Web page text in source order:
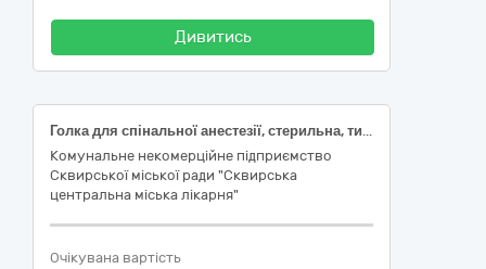
Дивитись
Голка для спінальної анестезії, стерильна, тип вістря голки Квінке, розмір 22G, довжина голки 40 мм, діаметр голки 0,7 мм, без провідникової голки, тип з`єднання Luer Lock; Шприц ін'єкційний, 3-х компонент., одноразовий, стерильний, 2 мл, одна голка в комплекті; Шприц ін'єкційний, 3-х компонент., одноразовий, стерильний, 5 мл, одна голка в комплекті; Шприц ін'єкційний, 3-х компонент., одноразовий, стерильний, 10 мл, одна голка в комплекті; Шприц ін'єкційний, 3-х компонент., одноразовий, стерильний, 20мл, одна голка в комплекті; Система ПР (інфузійна), регулятор швидкості потоку, металева з’єднувальна голка, конектор Luer Loсk, ін'єкційна голка 21G
Комунальне некомерційне підприємство
Сквирської міської ради "Сквирська
центральна міська лікарня"
Очікувана вартість